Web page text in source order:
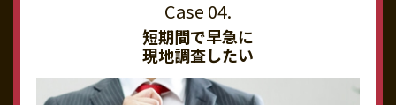
短期間で早急に
現地調査したい